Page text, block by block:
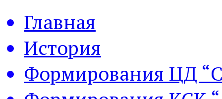
Главная
История
Формирования ЦД